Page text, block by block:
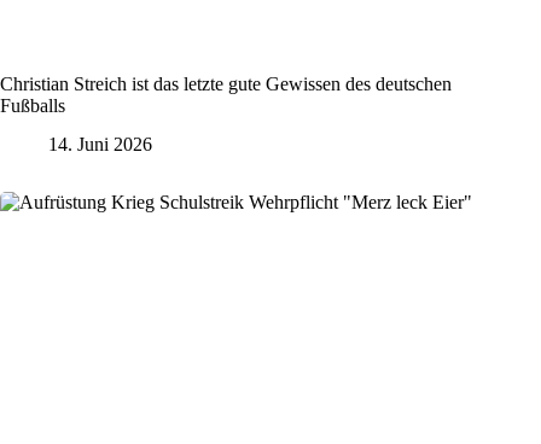
Christian Streich ist das letzte gute Gewissen des deutschen
Fußballs
14. Juni 2026